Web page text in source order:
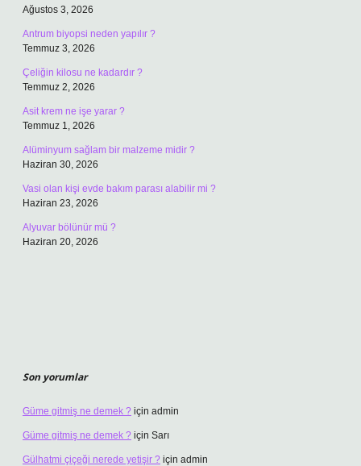
Ağustos 3, 2026
Antrum biyopsi neden yapılır ?
Temmuz 3, 2026
Çeliğin kilosu ne kadardır ?
Temmuz 2, 2026
Asit krem ne işe yarar ?
Temmuz 1, 2026
Alüminyum sağlam bir malzeme midir ?
Haziran 30, 2026
Vasi olan kişi evde bakım parası alabilir mi ?
Haziran 23, 2026
Alyuvar bölünür mü ?
Haziran 20, 2026
Son yorumlar
Güme gitmiş ne demek ? için admin
Güme gitmiş ne demek ? için Sarı
Gülhatmi çiçeği nerede yetişir ? için admin